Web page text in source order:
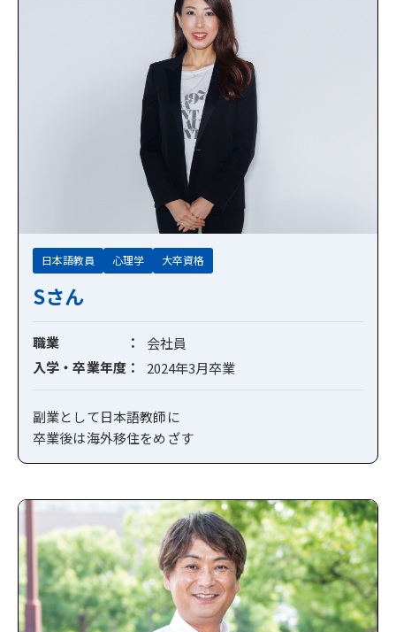
日本語教員 心理学 大卒資格
Sさん
職業
会社員
入学・卒業年度
2024年3月卒業
副業として日本語教師に
卒業後は海外移住をめざす